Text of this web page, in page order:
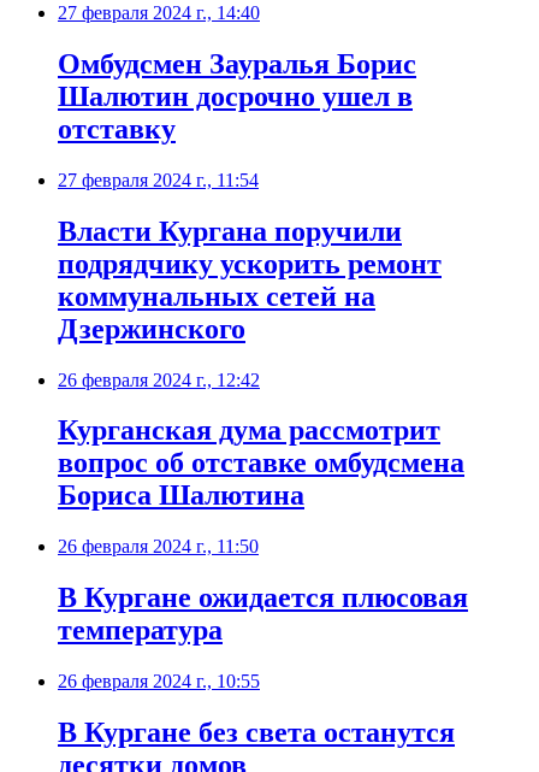
27 февраля 2024 г., 14:40
Омбудсмен Зауралья Борис
Шалютин досрочно ушел в
отставку
27 февраля 2024 г., 11:54
Власти Кургана поручили
подрядчику ускорить ремонт
коммунальных сетей на
Дзержинского
26 февраля 2024 г., 12:42
Курганская дума рассмотрит
вопрос об отставке омбудсмена
Бориса Шалютина
26 февраля 2024 г., 11:50
В Кургане ожидается плюсовая
температура
26 февраля 2024 г., 10:55
В Кургане без света останутся
десятки домов